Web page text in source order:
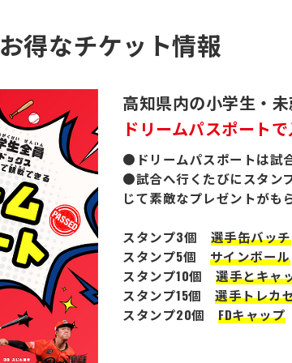
お得なチケット情報
高知県内の小学生・未
ドリームパスポートで
●ドリームパスポートは試
●試合へ行くたびにスタン
じて素敵なプレゼントがも
スタンプ3個 選手缶バッチ
スタンプ5個 サインボール
スタンプ10個 選手とキャ
スタンプ15個 選手トレカ
スタンプ20個 FDキャップ